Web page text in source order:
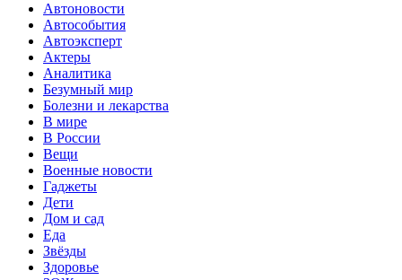
Автоновости
Автособытия
Автоэксперт
Актеры
Аналитика
Безумный мир
Болезни и лекарства
В мире
В России
Вещи
Военные новости
Гаджеты
Дети
Дом и сад
Еда
Звёзды
Здоровье